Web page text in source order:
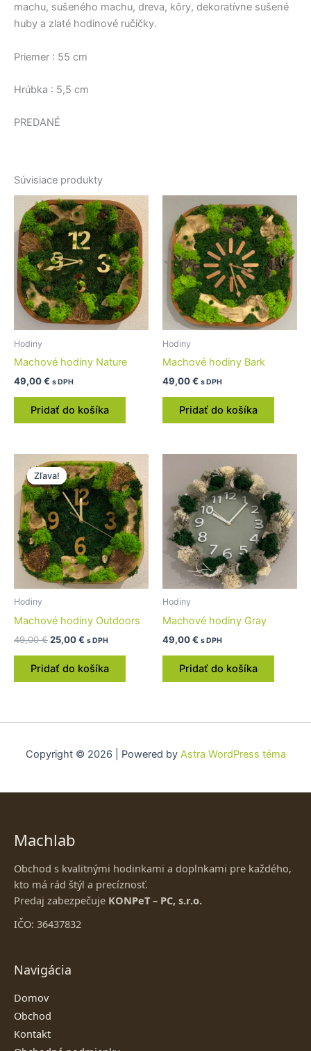
machu, sušeného machu, dreva, kôry, dekoratívne sušené
huby a zlaté hodinové ručičky.
Priemer : 55 cm
Hrúbka : 5,5 cm
PREDANÉ
Súvisiace produkty
Hodiny
Machové hodiny Nature
49,00€ s DPH
Pridať do košíka
Hodiny
Machové hodiny Bark
49,00€ s DPH
Pridať do košíka
Zľava!
Zľava!
Hodiny
Machové hodiny Outdoors
49,00€
Pôvodná
cena
bola:
49,00 €.
25,00€
Aktuálna
cena
je:
25,00 €.
s DPH
Pridať do košíka
Hodiny
Machové hodiny Gray
49,00€ s DPH
Pridať do košíka
Copyright © 2026 | Powered by Astra WordPress téma
Machlab
Obchod s kvalitnými hodinkami a doplnkami pre každého,
kto má rád štýl a precíznosť.
Predaj zabezpečuje KONPeT – PC, s.r.o.
IČO: 36437832
Navigácia
Domov
Obchod
Kontakt